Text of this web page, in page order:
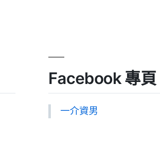
Facebook 專頁
一介資男